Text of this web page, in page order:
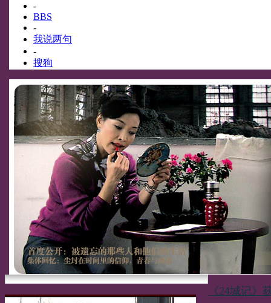
-
BBS
-
我说两句
-
搜狗
《24城记》